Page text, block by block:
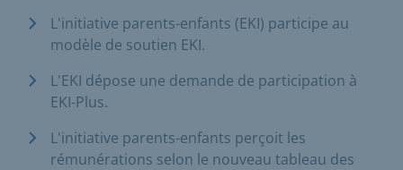
L'initiative parents-enfants (EKI) participe au
modèle de soutien EKI.
L'EKI dépose une demande de participation à
EKI-Plus.
L'initiative parents-enfants perçoit les
rémunérations selon le nouveau tableau des